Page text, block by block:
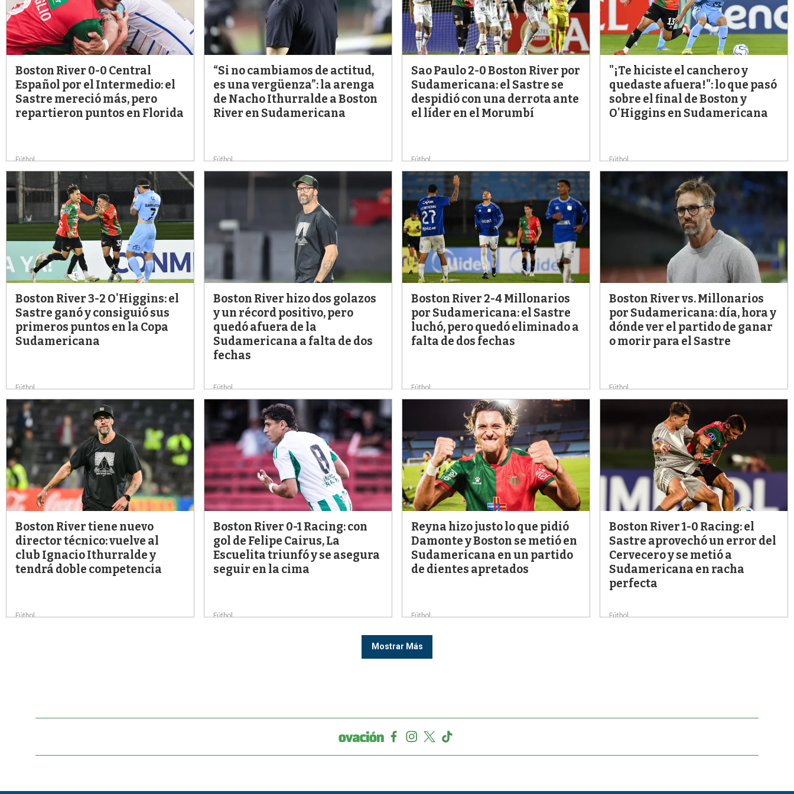
s
q
u
e
d
Boston River 0-0 Central
Español por el Intermedio: el
Sastre mereció más, pero
repartieron puntos en Florida
Fútbol
“Si no cambiamos de actitud,
es una vergüenza”: la arenga
de Nacho Ithurralde a Boston
River en Sudamericana
Fútbol
Sao Paulo 2-0 Boston River por
Sudamericana: el Sastre se
despidió con una derrota ante
el líder en el Morumbí
Fútbol
"¡Te hiciste el canchero y
quedaste afuera!": lo que pasó
sobre el final de Boston y
O'Higgins en Sudamericana
Fútbol
Boston River 3-2 O'Higgins: el
Sastre ganó y consiguió sus
primeros puntos en la Copa
Sudamericana
Fútbol
Boston River hizo dos golazos
y un récord positivo, pero
quedó afuera de la
Sudamericana a falta de dos
fechas
Fútbol
Boston River 2-4 Millonarios
por Sudamericana: el Sastre
luchó, pero quedó eliminado a
falta de dos fechas
Fútbol
Boston River vs. Millonarios
por Sudamericana: día, hora y
dónde ver el partido de ganar
o morir para el Sastre
Fútbol
Boston River tiene nuevo
director técnico: vuelve al
club Ignacio Ithurralde y
tendrá doble competencia
Fútbol
Boston River 0-1 Racing: con
gol de Felipe Cairus, La
Escuelita triunfó y se asegura
seguir en la cima
Fútbol
Reyna hizo justo lo que pidió
Damonte y Boston se metió en
Sudamericana en un partido
de dientes apretados
Fútbol
Boston River 1-0 Racing: el
Sastre aprovechó un error del
Cervecero y se metió a
Sudamericana en racha
perfecta
Fútbol
Mostrar Más